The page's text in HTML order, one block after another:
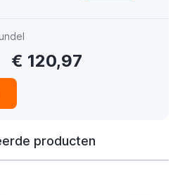
€ 120,97
producten